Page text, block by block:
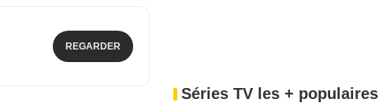
REGARDER
Séries TV les + populaires